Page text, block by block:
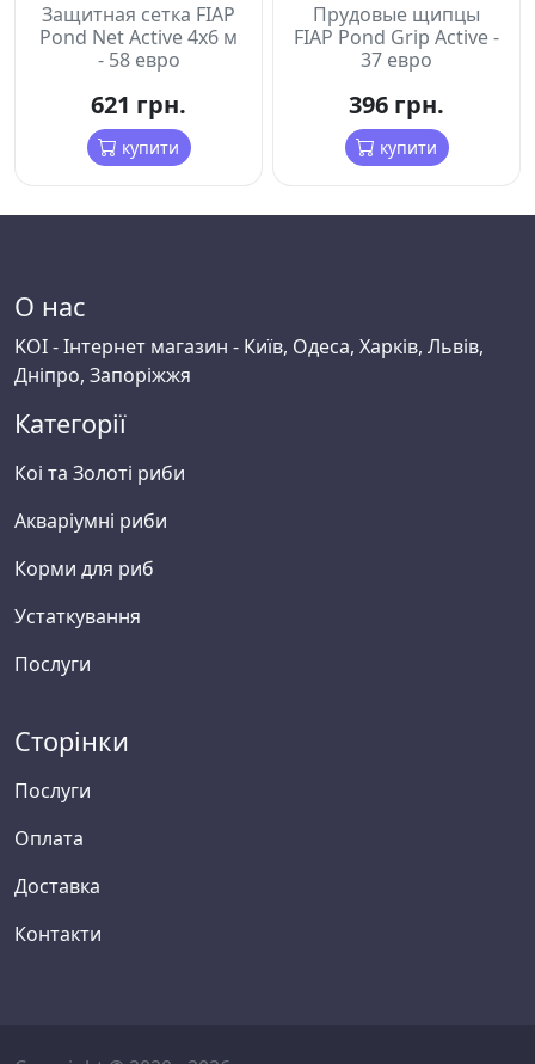
Защитная сетка FIAP
Pond Net Active 4x6 м
- 58 евро
621 грн.
купити
Прудовые щипцы
FIAP Pond Grip Active -
37 евро
396 грн.
купити
О нас
KOI - Інтернет магазин - Київ, Одеса, Харків, Львів,
Дніпро, Запоріжжя
Категорії
Коі та Золоті риби
Акваріумні риби
Корми для риб
Устаткування
Послуги
Сторінки
Послуги
Оплата
Доставка
Контакти